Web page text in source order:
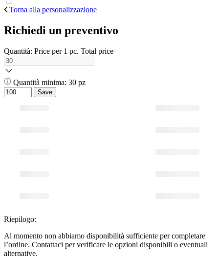
Torna alla personalizzazione
Richiedi un preventivo
Quantità: Price per 1 pc. Total price
Quantità minima: 30 pz
Save
Riepilogo:
Al momento non abbiamo disponibilità sufficiente per completare
l’ordine. Contattaci per verificare le opzioni disponibili o eventuali
alternative.